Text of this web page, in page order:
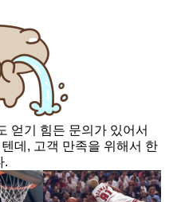
얻기 힘든 문의가 있어서
데, 고객 만족을 위해서 한
.